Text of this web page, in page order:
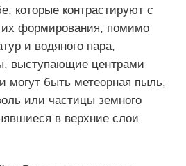
которые контрастируют с
формирования, помимо
и водяного пара,
выступающие центрами
могут быть метеорная пыль,
или частицы земного
в верхние слои